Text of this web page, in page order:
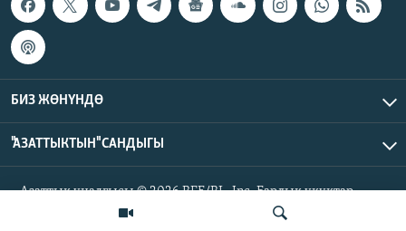
БИЗ ЖӨНҮНДӨ
"АЗАТТЫКТЫН" САНДЫГЫ
Азаттык үналгысы © 2026 RFE/RL, Inc. Бардык укуктар